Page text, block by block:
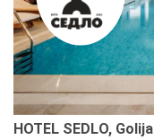
HOTEL SEDLO, Golija